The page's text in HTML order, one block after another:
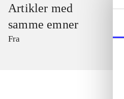
Artikler med
samme emner
Fra